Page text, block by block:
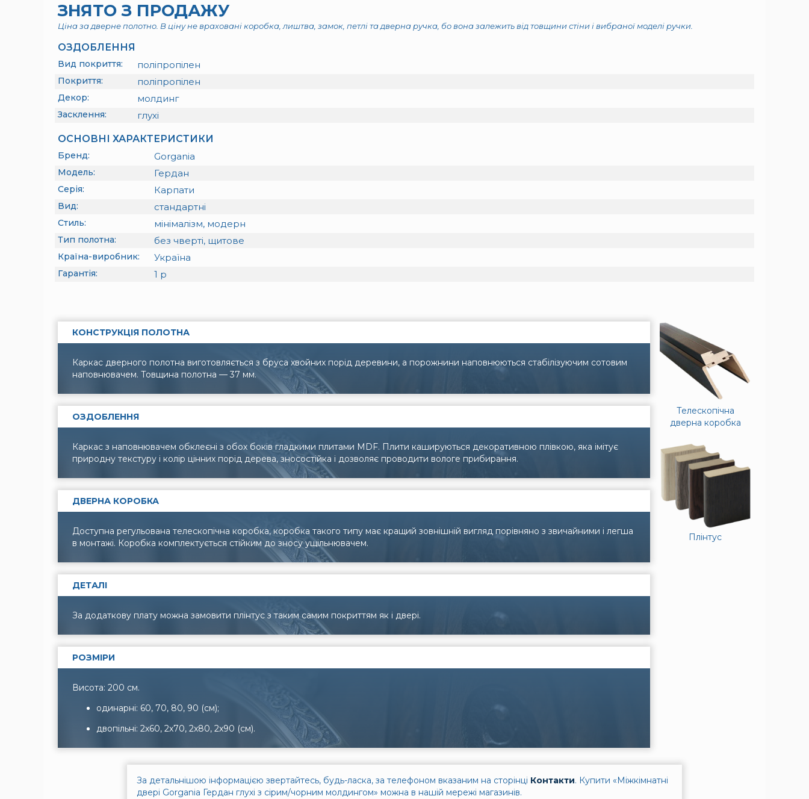
ЗНЯТО З ПРОДАЖУ
Ціна за дверне полотно. В ціну не враховані коробка, лиштва, замок, петлі та дверна ручка, бо вона залежить від товщини стіни і вибраної моделі ручки.
ОЗДОБЛЕННЯ
Вид покриття: поліпропілен
Покриття: поліпропілен
Декор: молдинг
Засклення: глухі
ОСНОВНІ ХАРАКТЕРИСТИКИ
Бренд: Gorgania
Модель: Гердан
Серія: Карпати
Вид: стандартні
Стиль: мінімалізм, модерн
Тип полотна: без чверті, щитове
Країна-виробник: Україна
Гарантія: 1 р
КОНСТРУКЦІЯ ПОЛОТНА
Каркас дверного полотна виготовляється з бруса хвойних порід деревини, а порожнини наповнюються стабілізуючим сотовим
наповнювачем. Товщина полотна — 37 мм.
ОЗДОБЛЕННЯ
Каркас з наповнювачем обклеєні з обох боків гладкими плитами MDF. Плити кашируються декоративною плівкою, яка імітує
природну текстуру і колір цінних порід дерева, зносостійка і дозволяє проводити вологе прибирання.
ДВЕРНА КОРОБКА
Доступна регульована телескопічна коробка, коробка такого типу має кращий зовнішній вигляд порівняно з звичайними і легша
в монтажі. Коробка комплектується стійким до зносу ущільнювачем.
ДЕТАЛІ
За додаткову плату можна замовити плінтус з таким самим покриттям як і двері.
РОЗМІРИ
Висота: 200 см.
одинарні: 60, 70, 80, 90 (см);
двопільні: 2x60, 2x70, 2x80, 2x90 (см).
Телескопічна
дверна коробка
Плінтус
За детальнішою інформацією звертайтесь, будь-ласка, за телефоном вказаним на сторінці Контакти. Купити «Міжкімнатні
двері Gorgania Гердан глухі з сірим/чорним молдингом» можна в нашій мережі магазинів.